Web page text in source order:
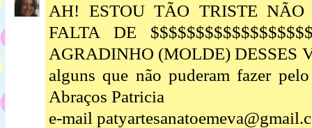
AH! ESTOU TÃO TRISTE NÃO
FALTA DE
AGRADINHO (MOLDE) DESSES
alguns que não puderam fazer
Abraços Patricia
e-mail